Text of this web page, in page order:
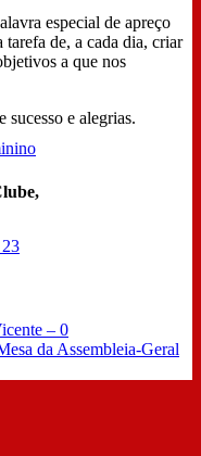
especial de apreço
tarefa de, a cada dia, criar
a que nos
e alegrias.
– 0
da Assembleia-Geral